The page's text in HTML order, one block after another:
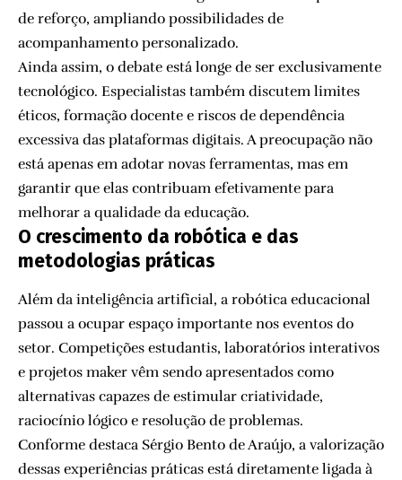
de reforço, ampliando possibilidades de
acompanhamento personalizado.
Ainda assim, o debate está longe de ser exclusivamente
tecnológico. Especialistas também discutem limites
éticos, formação docente e riscos de dependência
excessiva das plataformas digitais. A preocupação não
está apenas em adotar novas ferramentas, mas em
garantir que elas contribuam efetivamente para
melhorar a qualidade da educação.
O crescimento da robótica e das
metodologias práticas
Além da inteligência artificial, a robótica educacional
passou a ocupar espaço importante nos eventos do
setor. Competições estudantis, laboratórios interativos
e projetos maker vêm sendo apresentados como
alternativas capazes de estimular criatividade,
raciocínio lógico e resolução de problemas.
Conforme destaca Sérgio Bento de Araújo, a valorização
dessas experiências práticas está diretamente ligada à